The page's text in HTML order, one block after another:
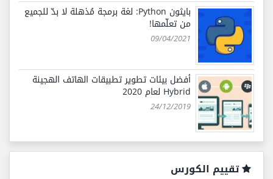
بايثون Python: لغة برمجة مُذهلة لا بدّ للجميع
من تعلّمها!
09/04/2021
أفضل بيئات تطوير تطبيقات الهاتف الهجينة
Hybrid لعام 2020
24/12/2019
تقييم الكورس